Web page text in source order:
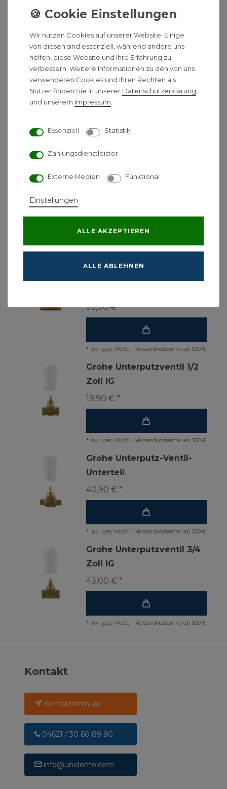
bestellen. Wir beraten Sie gerne.
Ähnliche Produkte
Grohe Unterputz-Ventil
20,90 € *
inkl. ges. MwSt.
Zubehör
Grohe Unterputz-Ventil-
53,00 € *
* inkl. ges. MwSt. - Versandkostenfrei ab 500 €
Grohe Unterputzventil 1/2
Zoll IG
19,90 € *
* inkl. ges. MwSt. - Versandkostenfrei ab 500 €
Grohe Unterputz-Ventil-
Unterteil
40,90 € *
* inkl. ges. MwSt. - Versandkostenfrei ab 500 €
Grohe Unterputzventil 3/4
Zoll IG
43,00 € *
* inkl. ges. MwSt. - Versandkostenfrei ab 500 €
Kontakt
Kontaktformular
04621 / 30 60 89 90
info@unidomo.com
Wir nutzen Cookies auf unserer Website. Einige
von diesen sind essenziell, während andere uns
helfen, diese Website und Ihre Erfahrung zu
verbessern. Weitere Informationen zu den von uns
verwendeten Cookies und Ihren Rechten als
Nutzer finden Sie in unserer Daten­schutz­erklärung
und unserem Impressum
Essenziell Statistik
Zahlungsdienstleister
Externe Medien Funktional
Einstellungen
ALLE AKZEPTIEREN
ALLE ABLEHNEN